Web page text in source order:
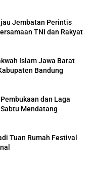
Jembatan Perintis
TNI dan Rakyat
Islam Jawa Barat
Bandung
dan Laga
Mendatang
Tuan Rumah Festival